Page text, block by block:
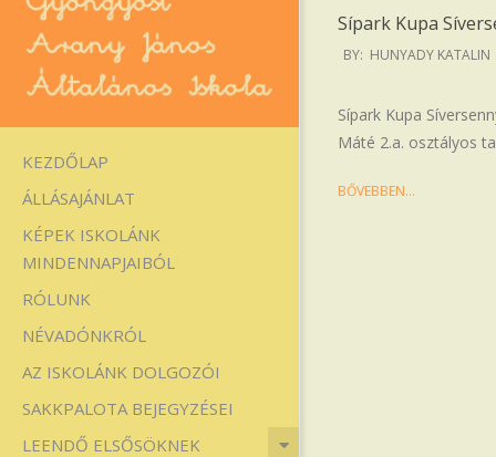
Gyöngyösi
Arany
János
Általános
Iskola
Primary
Navigation
Menu
KEZDŐLAP
ÁLLÁSAJÁNLAT
KÉPEK ISKOLÁNK
MINDENNAPJAIBÓL
RÓLUNK
NÉVADÓNKRÓL
AZ ISKOLÁNK DOLGOZÓI
SAKKPALOTA BEJEGYZÉSEI
LEENDŐ ELSŐSÖKNEK
Sípark Kupa
2026-
16
BY: HUNYADY KATALIN
Sípark Kupa
Máté 2.a. osztályos
BŐVEBBEN…